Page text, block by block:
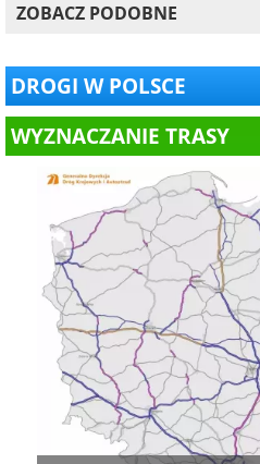
ZOBACZ PODOBNE
DROGI W POLSCE
WYZNACZANIE TRASY